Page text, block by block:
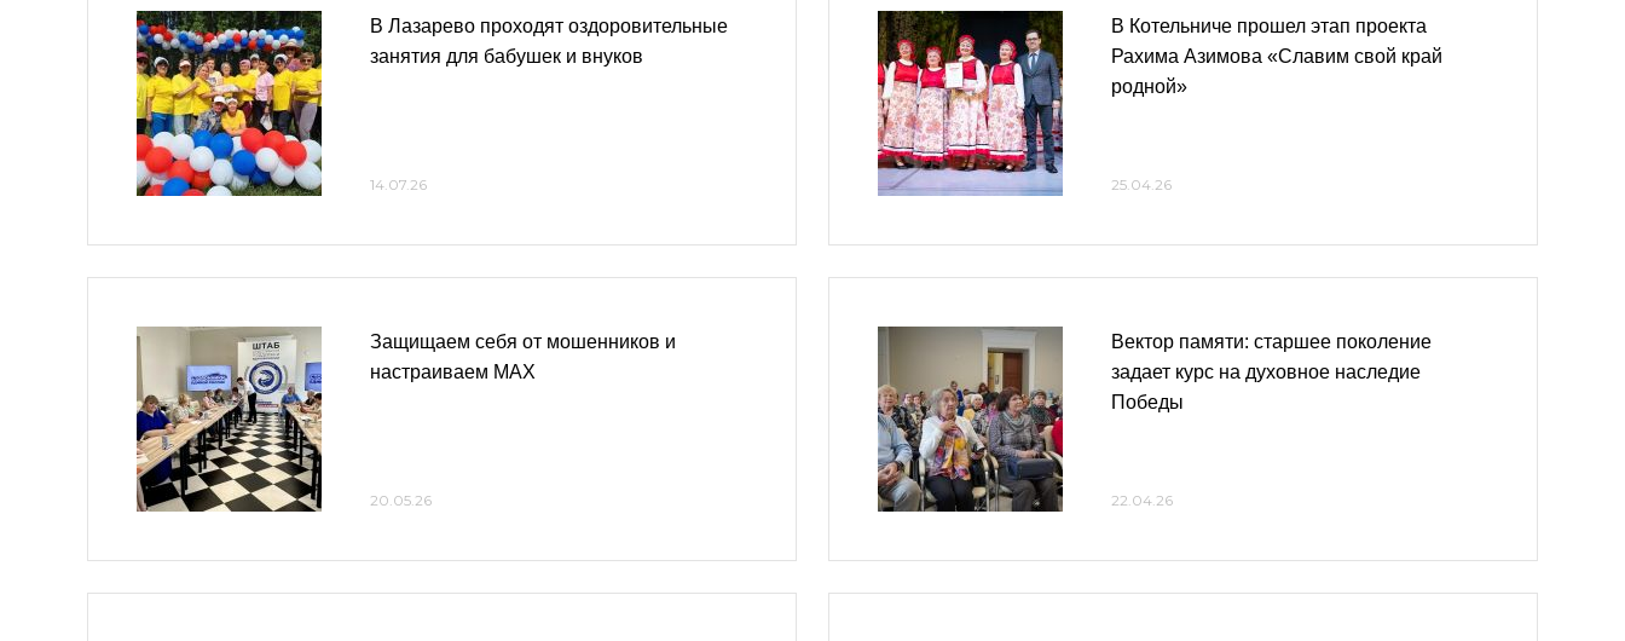
В Лазарево проходят оздоровительные
занятия для бабушек и внуков
14.07.26
Защищаем себя от мошенников и
настраиваем MAX
20.05.26
В Котельниче прошел этап проекта
Рахима Азимова «Славим свой край
родной»
25.04.26
Вектор памяти: старшее поколение
задает курс на духовное наследие
Победы
22.04.26